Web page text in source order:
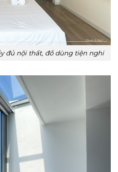
đủ nội thất, đồ dùng tiện nghi